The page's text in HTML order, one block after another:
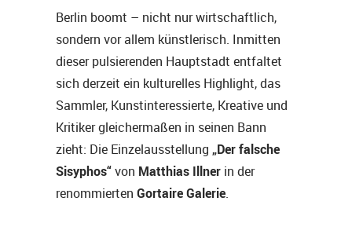
Berlin boomt – nicht nur wirtschaftlich,
sondern vor allem künstlerisch. Inmitten
dieser pulsierenden Hauptstadt entfaltet
sich derzeit ein kulturelles Highlight, das
Sammler, Kunstinteressierte, Kreative und
Kritiker gleichermaßen in seinen Bann
zieht: Die Einzelausstellung „Der falsche
Sisyphos“von Matthias Illnerin der
renommierten Gortaire Galerie.